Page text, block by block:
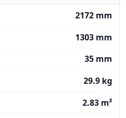
2172 mm
1303 mm
35 mm
29.9 kg
2.83 m²